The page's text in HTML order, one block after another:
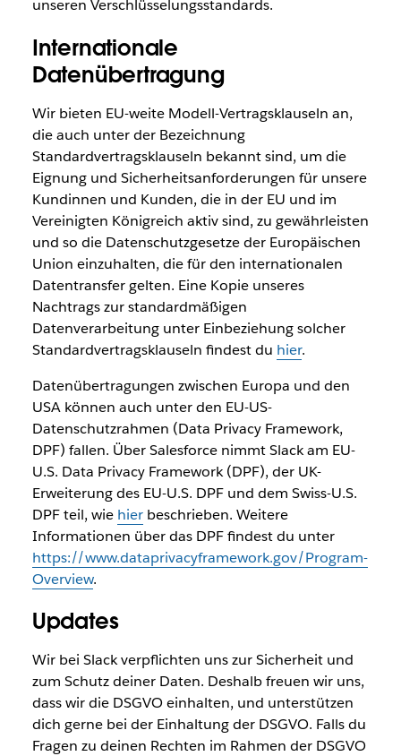
unseren Verschlüsselungsstandards.
Internationale
Datenübertragung
Wir bieten EU-weite Modell-Vertragsklauseln an,
die auch unter der Bezeichnung
Standardvertragsklauseln bekannt sind, um die
Eignung und Sicherheitsanforderungen für unsere
Kundinnen und Kunden, die in der EU und im
Vereinigten Königreich aktiv sind, zu gewährleisten
und so die Datenschutzgesetze der Europäischen
Union einzuhalten, die für den internationalen
Datentransfer gelten. Eine Kopie unseres
Nachtrags zur standardmäßigen
Datenverarbeitung unter Einbeziehung solcher
Standardvertragsklauseln findest du hier.
Datenübertragungen zwischen Europa und den
USA können auch unter den EU-US-
Datenschutzrahmen (Data Privacy Framework,
DPF) fallen. Über Salesforce nimmt Slack am EU-
U.S. Data Privacy Framework (DPF), der UK-
Erweiterung des EU-U.S. DPF und dem Swiss-U.S.
DPF teil, wie hierbeschrieben. Weitere
Informationen über das DPF findest du unter
https://www.dataprivacyframework.gov/Program-
Overview.
Updates
Wir bei Slack verpflichten uns zur Sicherheit und
zum Schutz deiner Daten. Deshalb freuen wir uns,
dass wir die DSGVO einhalten, und unterstützen
dich gerne bei der Einhaltung der DSGVO. Falls du
Fragen zu deinen Rechten im Rahmen der DSGVO